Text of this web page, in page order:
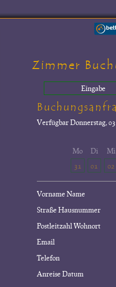
Zimmer
Eingabe
VerfügbarDonnerstag,
Mo
31
Di
01
Mi
02
Vorname Name
Straße Hausnummer
Postleitzahl Wohnort
Email
Telefon
Anreise Datum